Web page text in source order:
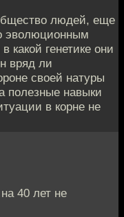
людей, еще
эволюционным
генетике они
вряд ли
своей натуры
полезные навыки
в корне не
40 лет не